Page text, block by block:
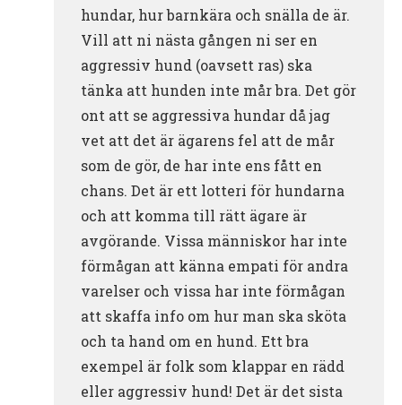
hundar, hur barnkära och snälla de är.
Vill att ni nästa gången ni ser en
aggressiv hund (oavsett ras) ska
tänka att hunden inte mår bra. Det gör
ont att se aggressiva hundar då jag
vet att det är ägarens fel att de mår
som de gör, de har inte ens fått en
chans. Det är ett lotteri för hundarna
och att komma till rätt ägare är
avgörande. Vissa människor har inte
förmågan att känna empati för andra
varelser och vissa har inte förmågan
att skaffa info om hur man ska sköta
och ta hand om en hund. Ett bra
exempel är folk som klappar en rädd
eller aggressiv hund! Det är det sista